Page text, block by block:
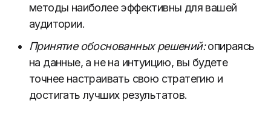
методы наиболее эффективны для вашей
аудитории.
Принятие обоснованных решений:опираясь
на данные, а не на интуицию, вы будете
точнее настраивать свою стратегию и
достигать лучших результатов.